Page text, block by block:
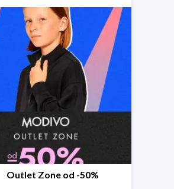
Outlet Zone od -50%